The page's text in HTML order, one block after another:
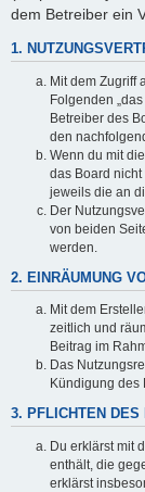
dem Betreiber ein
1.
Mit dem Zugriff
Folgenden
Betreiber des
den
Wenn du mit
das Board
jeweils die an
Der
von beiden
werden.
2. EINRÄUMUNG
Mit dem
zeitlich und
Beitrag im
Das
Kündigung des
3. PFLICHTEN DES
Du erklärst mit
enthält, die
erklärst